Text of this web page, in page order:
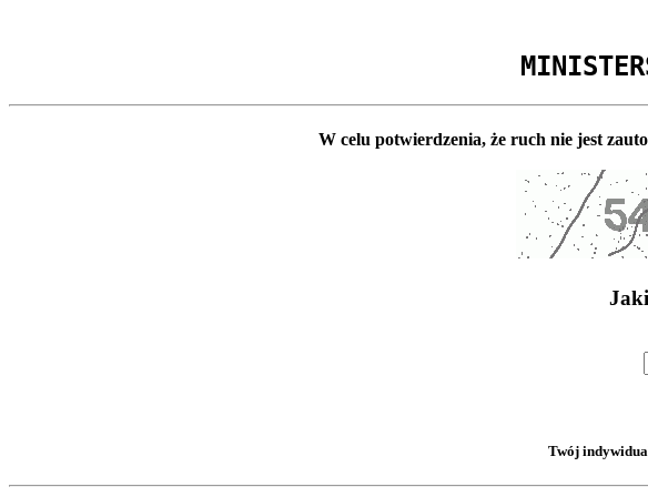
W celu potwierdzenia, że ruch nie jest
Twój